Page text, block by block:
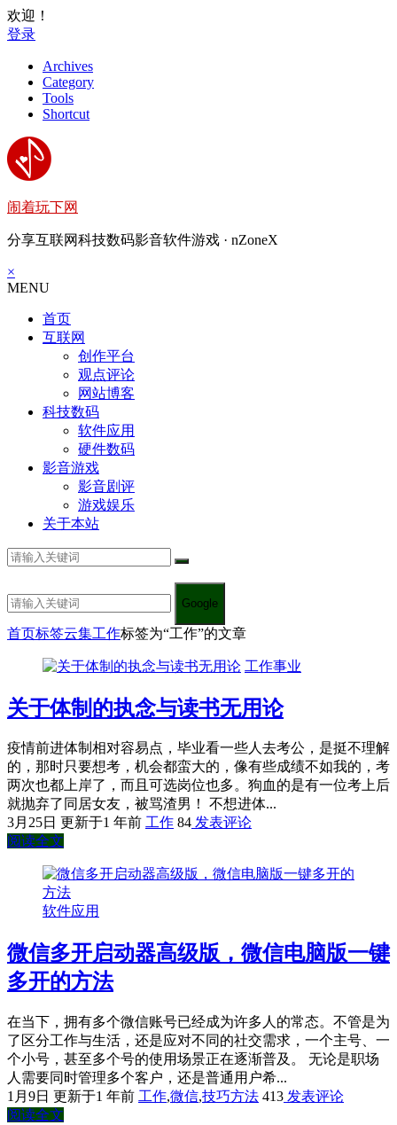
欢迎！
登录
Archives
Category
Tools
Shortcut
闹着玩下网
分享互联网科技数码影音软件游戏 · nZoneX
×
MENU
首页
互联网
创作平台
观点评论
网站博客
科技数码
软件应用
硬件数码
影音游戏
影音剧评
游戏娱乐
关于本站
Google
首页标签云集工作标签为“工作”的文章
工作事业
关于体制的执念与读书无用论
疫情前进体制相对容易点，毕业看一些人去考公，是挺不理解
的，那时只要想考，机会都蛮大的，像有些成绩不如我的，考
两次也都上岸了，而且可选岗位也多。狗血的是有一位考上后
就抛弃了同居女友，被骂渣男！ 不想进体...
3月25日 更新于1 年前 工作 84 发表评论
阅读全文
软件应用
微信多开启动器高级版，微信电脑版一键
多开的方法
在当下，拥有多个微信账号已经成为许多人的常态。不管是为
了区分工作与生活，还是应对不同的社交需求，一个主号、一
个小号，甚至多个号的使用场景正在逐渐普及。 无论是职场
人需要同时管理多个客户，还是普通用户希...
1月9日 更新于1 年前 工作,微信,技巧方法 413 发表评论
阅读全文